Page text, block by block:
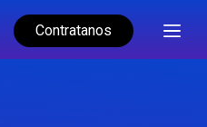
Contratanos